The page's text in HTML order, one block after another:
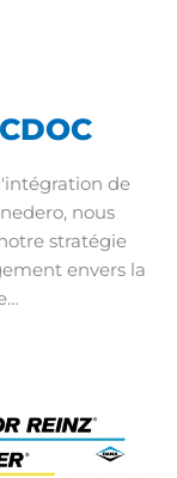
de
nous
stratégie
envers la